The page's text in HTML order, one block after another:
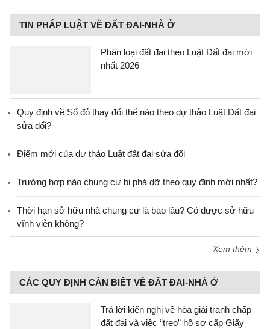
TIN PHÁP LUẬT VỀ ĐẤT ĐAI-NHÀ Ở
Phân loại đất đai theo Luật Đất đai mới
nhất 2026
Quy định về Sổ đỏ thay đổi thế nào theo dự thảo Luật Đất đai
sửa đổi?
Điểm mới của dự thảo Luật đất đai sửa đổi
Trường hợp nào chung cư bị phá dỡ theo quy định mới nhất?
Thời hạn sở hữu nhà chung cư là bao lâu? Có được sở hữu
vĩnh viễn không?
Xem thêm
CÁC QUY ĐỊNH CẦN BIẾT VỀ ĐẤT ĐAI-NHÀ Ở
Trả lời kiến nghị về hòa giải tranh chấp
đất đai và việc “treo” hồ sơ cấp Giấy